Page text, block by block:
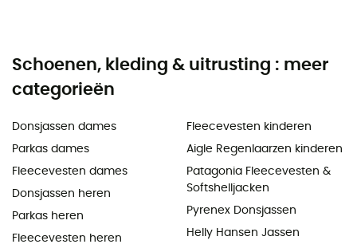
Schoenen, kleding & uitrusting : meer
categorieën
Donsjassen dames
Parkas dames
Fleecevesten dames
Donsjassen heren
Parkas heren
Fleecevesten heren
Fleecevesten kinderen
Aigle Regenlaarzen kinderen
Patagonia Fleecevesten &
Softshelljacken
Pyrenex Donsjassen
Helly Hansen Jassen